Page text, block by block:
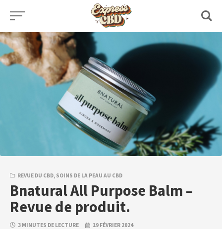
Skip
content
REVUE DU CBD, SOINS DE LA PEAU AU CBD
Bnatural All Purpose Balm –
Revue de produit.
3 MINUTES DE LECTURE 19 FÉVRIER 2024